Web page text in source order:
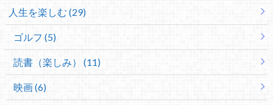
人生を楽しむ (29)
ゴルフ (5)
読書（楽しみ） (11)
映画 (6)